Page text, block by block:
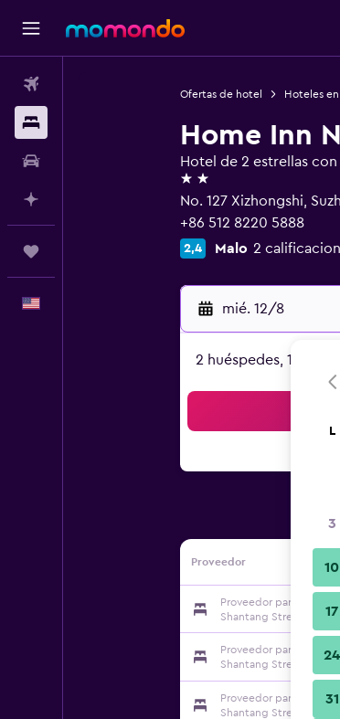
Ofertas de hotel Hoteles en
Home Inn
Hotel de 2 estrellas con
2 estrellas
No. 127 Xizhongshi,
+86 512 8220 5888
2,4 Malo 2
mié. 12/8
2 huéspedes, 1
Proveedor
Proveedor para Home
Shantang Street
Proveedor para Home
Shantang Street
Proveedor para Home
Shantang Street
L
3
10
17
24
31